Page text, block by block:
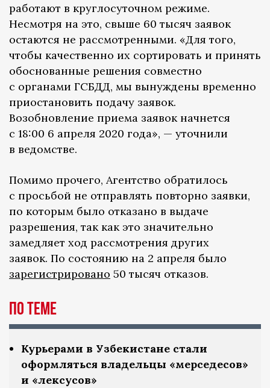
работают в круглосуточном режиме.
Несмотря на это, свыше 60 тысяч заявок
остаются не рассмотренными. «Для того,
чтобы качественно их сортировать и принять
обоснованные решения совместно
с органами ГСБДД, мы вынуждены временно
приостановить подачу заявок.
Возобновление приема заявок начнется
с 18:00 6 апреля 2020 года», — уточнили
в ведомстве.
Помимо прочего, Агентство обратилось
с просьбой не отправлять повторно заявки,
по которым было отказано в выдаче
разрешения, так как это значительно
замедляет ход рассмотрения других
заявок. По состоянию на 2 апреля было
зарегистрировано 50 тысяч отказов.
По теме
Курьерами в Узбекистане стали
оформляться владельцы «мерседесов»
и «лексусов»